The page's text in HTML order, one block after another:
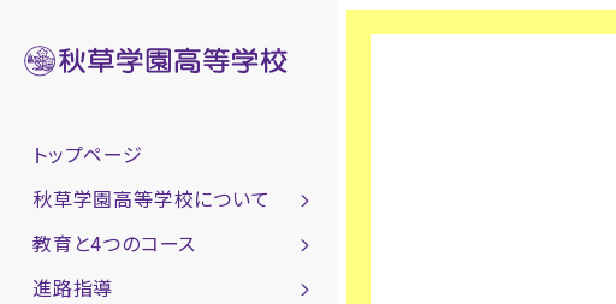
トップページ
秋草学園高等学校について
教育と4つのコース
進路指導